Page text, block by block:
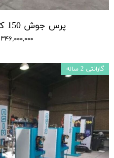
پرس جوش 150 کاوا پنوماتیک
۳۴۶,۰۰۰,۰۰۰ تومان
گارانتی 2 ساله